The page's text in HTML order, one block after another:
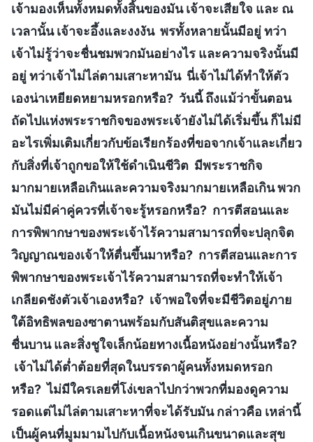
เจ้ามองเห็นทั้งหมดทั้งสิ้นของมัน เจ้าจะเสียใจ และ ณ
เวลานั้น เจ้าจะอึ้งและงงงัน พรทั้งหลายนั้นมีอยู่ ทว่า
เจ้าไม่รู้ว่าจะชื่นชมพวกมันอย่างไร และความจริงนั้นมี
อยู่ ทว่าเจ้าไม่ไล่ตามเสาะหามัน นี่เจ้าไม่ได้ทำให้ตัว
เองน่าเหยียดหยามหรอกหรือ? วันนี้ ถึงแม้ว่าขั้นตอน
ถัดไปแห่งพระราชกิจของพระเจ้ายังไม่ได้เริ่มขึ้น ก็ไม่มี
อะไรเพิ่มเติมเกี่ยวกับข้อเรียกร้องที่ขอจากเจ้าและเกี่ยว
กับสิ่งที่เจ้าถูกขอให้ใช้ดำเนินชีวิต มีพระราชกิจ
มากมายเหลือเกินและความจริงมากมายเหลือเกิน พวก
มันไม่มีค่าคู่ควรที่เจ้าจะรู้หรอกหรือ? การตีสอนและ
การพิพากษาของพระเจ้าไร้ความสามารถที่จะปลุกจิต
วิญญาณของเจ้าให้ตื่นขึ้นมาหรือ? การตีสอนและการ
พิพากษาของพระเจ้าไร้ความสามารถที่จะทำให้เจ้า
เกลียดชังตัวเจ้าเองหรือ? เจ้าพอใจที่จะมีชีวิตอยู่ภาย
ใต้อิทธิพลของซาตานพร้อมกับสันติสุขและความ
ชื่นบาน และสิ่งชูใจเล็กน้อยทางเนื้อหนังอย่างนั้นหรือ?
เจ้าไม่ได้ต่ำต้อยที่สุดในบรรดาผู้คนทั้งหมดหรอก
หรือ? ไม่มีใครเลยที่โง่เขลาไปกว่าพวกที่มองดูความ
รอดแต่ไม่ไล่ตามเสาะหาที่จะได้รับมัน กล่าวคือ เหล่านี้
เป็นผู้คนที่มูมมามไปกับเนื้อหนังจนเกินขนาดและสุข